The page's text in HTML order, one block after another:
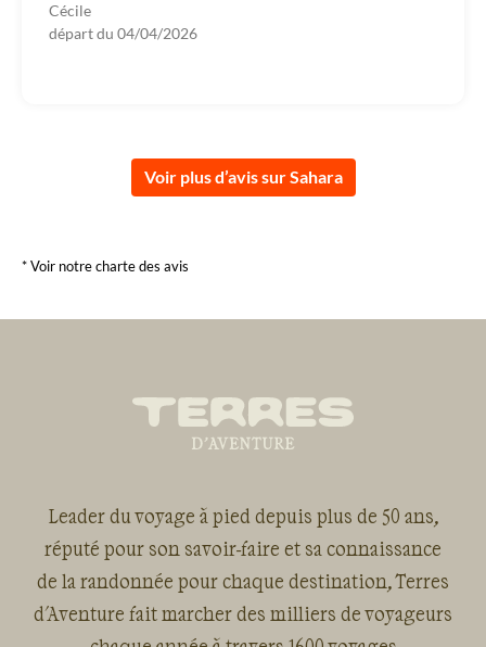
Cécile
départ du 04/04/2026
Voir plus d’avis sur Sahara
* Voir notre charte des avis
Leader du voyage à pied depuis plus de 50 ans,
réputé pour son savoir-faire et sa connaissance
de la randonnée pour chaque destination, Terres
d'Aventure fait marcher des milliers de voyageurs